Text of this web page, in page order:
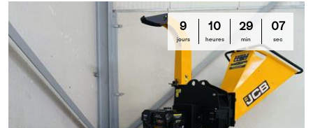
9
jours
10
heures
29
min
06
sec